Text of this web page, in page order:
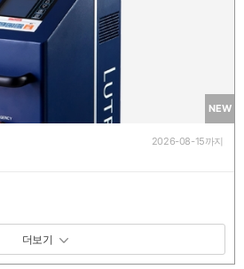
NEW
2026-08-15까지
패키지 보기 토글